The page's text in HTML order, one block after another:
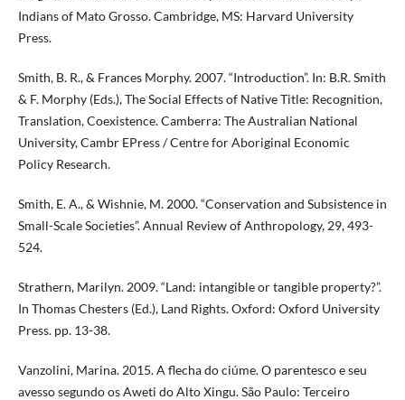
Indians of Mato Grosso. Cambridge, MS: Harvard University
Press.
Smith, B. R., & Frances Morphy. 2007. “Introduction”. In: B.R. Smith
& F. Morphy (Eds.), The Social Effects of Native Title: Recognition,
Translation, Coexistence. Camberra: The Australian National
University, Cambr EPress / Centre for Aboriginal Economic
Policy Research.
Smith, E. A., & Wishnie, M. 2000. “Conservation and Subsistence in
Small-Scale Societies”. Annual Review of Anthropology, 29, 493-
524.
Strathern, Marilyn. 2009. “Land: intangible or tangible property?”.
In Thomas Chesters (Ed.), Land Rights. Oxford: Oxford University
Press. pp. 13-38.
Vanzolini, Marina. 2015. A flecha do ciúme. O parentesco e seu
avesso segundo os Aweti do Alto Xingu. São Paulo: Terceiro